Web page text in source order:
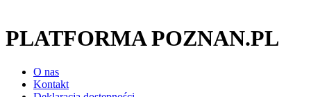
PLATFORMA POZNAN.PL
O nas
Kontakt